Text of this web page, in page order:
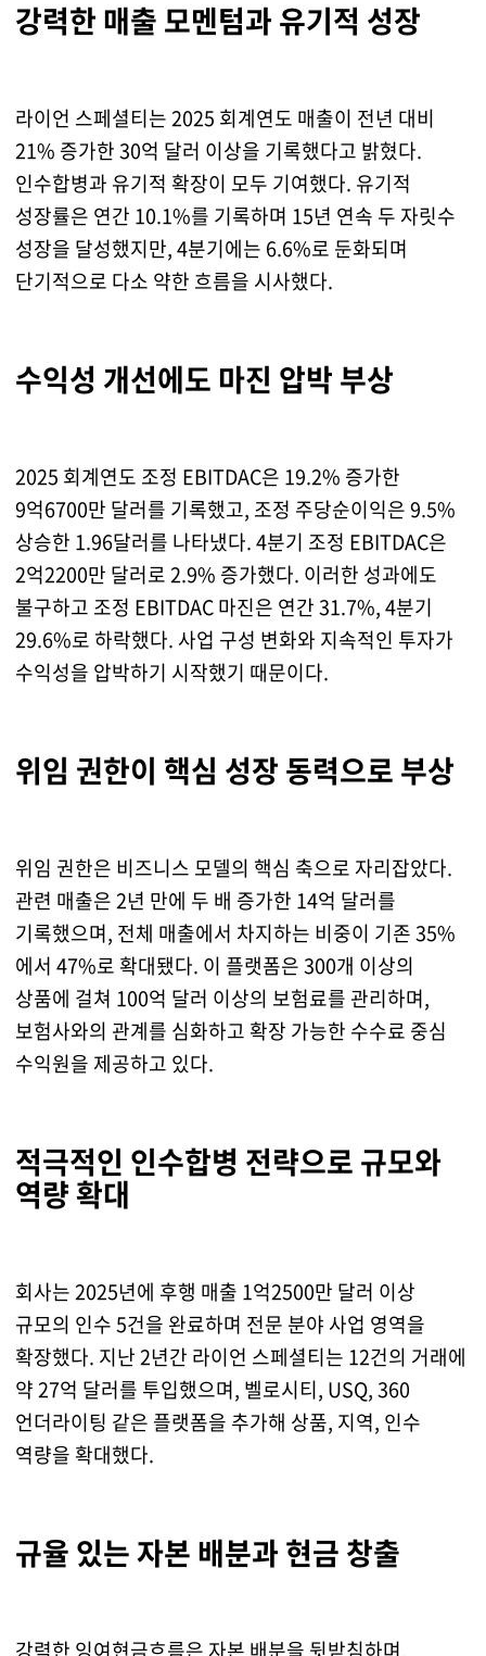
강력한 매출 모멘텀과 유기적 성장
라이언 스페셜티는 2025 회계연도 매출이 전년 대비
21% 증가한 30억 달러 이상을 기록했다고 밝혔다.
인수합병과 유기적 확장이 모두 기여했다. 유기적
성장률은 연간 10.1%를 기록하며 15년 연속 두 자릿수
성장을 달성했지만, 4분기에는 6.6%로 둔화되며
단기적으로 다소 약한 흐름을 시사했다.
수익성 개선에도 마진 압박 부상
2025 회계연도 조정 EBITDAC은 19.2% 증가한
9억6700만 달러를 기록했고, 조정 주당순이익은 9.5%
상승한 1.96달러를 나타냈다. 4분기 조정 EBITDAC은
2억2200만 달러로 2.9% 증가했다. 이러한 성과에도
불구하고 조정 EBITDAC 마진은 연간 31.7%, 4분기
29.6%로 하락했다. 사업 구성 변화와 지속적인 투자가
수익성을 압박하기 시작했기 때문이다.
위임 권한이 핵심 성장 동력으로 부상
위임 권한은 비즈니스 모델의 핵심 축으로 자리잡았다.
관련 매출은 2년 만에 두 배 증가한 14억 달러를
기록했으며, 전체 매출에서 차지하는 비중이 기존 35%
에서 47%로 확대됐다. 이 플랫폼은 300개 이상의
상품에 걸쳐 100억 달러 이상의 보험료를 관리하며,
보험사와의 관계를 심화하고 확장 가능한 수수료 중심
수익원을 제공하고 있다.
적극적인 인수합병 전략으로 규모와
역량 확대
회사는 2025년에 후행 매출 1억2500만 달러 이상
규모의 인수 5건을 완료하며 전문 분야 사업 영역을
확장했다. 지난 2년간 라이언 스페셜티는 12건의 거래에
약 27억 달러를 투입했으며, 벨로시티, USQ, 360
언더라이팅 같은 플랫폼을 추가해 상품, 지역, 인수
역량을 확대했다.
규율 있는 자본 배분과 현금 창출